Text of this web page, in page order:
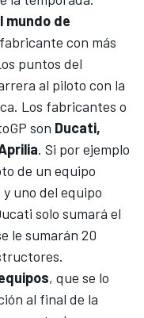
mundo de
con más
puntos del
al piloto con la
Los fabricantes o
son Ducati,
. Si por ejemplo
de un equipo
uno del equipo
solo sumará el
le sumarán 20
, que se lo
al final de la